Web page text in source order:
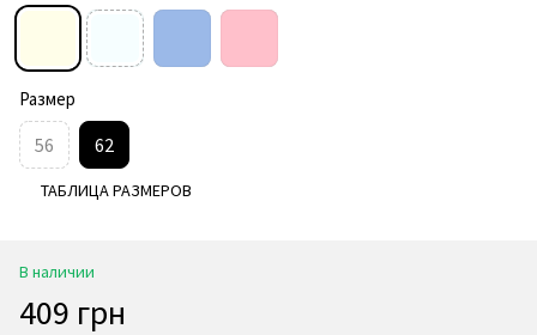
Размер
56 62
ТАБЛИЦА РАЗМЕРОВ
В наличии
409 грн